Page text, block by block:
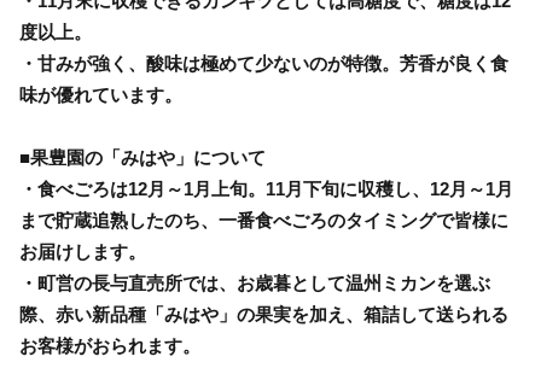
度以上。
・甘みが強く、酸味は極めて少ないのが特徴。芳香が良く食
味が優れています。
■果豊園の「みはや」について
・食べごろは12月～1月上旬。11月下旬に収穫し、12月～1月
まで貯蔵追熟したのち、一番食べごろのタイミングで皆様に
お届けします。
・町営の長与直売所では、お歳暮として温州ミカンを選ぶ
際、赤い新品種「みはや」の果実を加え、箱詰して送られる
お客様がおられます。